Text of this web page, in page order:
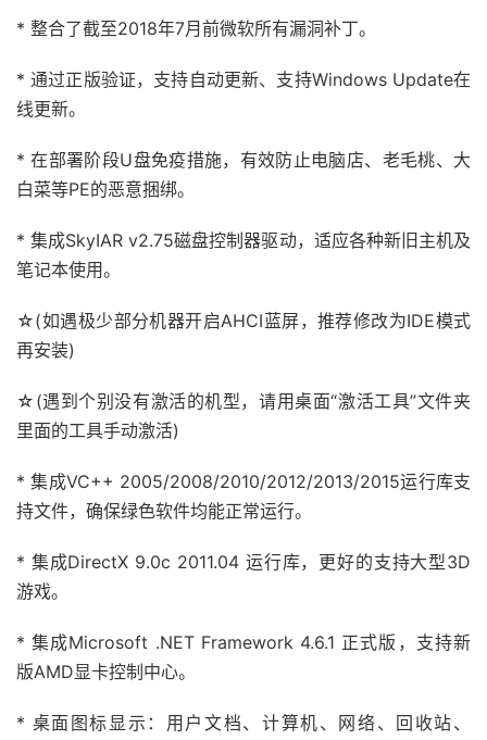
* 整合了截至2018年7月前微软所有漏洞补丁。
* 通过正版验证，支持自动更新、支持Windows Update在
线更新。
* 在部署阶段U盘免疫措施，有效防止电脑店、老毛桃、大
白菜等PE的恶意捆绑。
* 集成SkyIAR v2.75磁盘控制器驱动，适应各种新旧主机及
笔记本使用。
☆(如遇极少部分机器开启AHCI蓝屏，推荐修改为IDE模式
再安装)
☆(遇到个别没有激活的机型，请用桌面“激活工具”文件夹
里面的工具手动激活)
* 集成VC++ 2005/2008/2010/2012/2013/2015运行库支
持文件，确保绿色软件均能正常运行。
* 集成DirectX 9.0c 2011.04 运行库，更好的支持大型3D
游戏。
* 集成Microsoft .NET Framework 4.6.1 正式版，支持新
版AMD显卡控制中心。
* 桌面图标显示：用户文档、计算机、网络、回收站、